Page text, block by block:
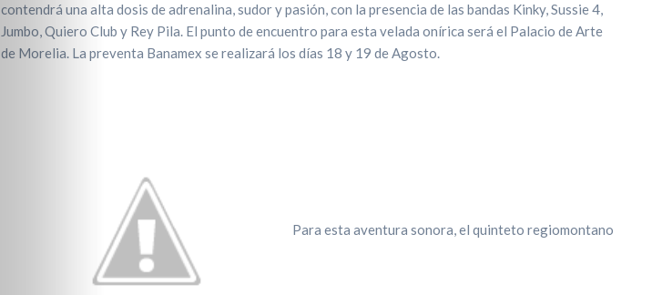
contendrá una alta dosis de adrenalina, sudor y pasión, con la presencia de las bandas Kinky, Sussie 4,
Jumbo, Quiero Club y Rey Pila. El punto de encuentro para esta velada onírica será el Palacio de Arte
de Morelia. La preventa Banamex se realizará los días 18 y 19 de Agosto.
Para esta aventura sonora, el quinteto regiomontano